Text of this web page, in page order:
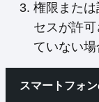
権限また
セスが許
ていない場
スマートフォ